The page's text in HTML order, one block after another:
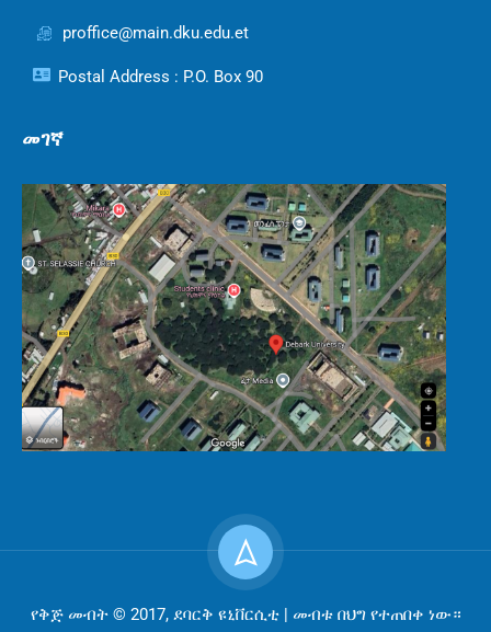
proffice@main.dku.edu.et
Postal Address : P.O. Box 90
መገኛ
የቅጅ መብት © 2017, ደባርቅ ዩኒቨርሲቲ | መብቱ በህግ የተጠበቀ ነው።